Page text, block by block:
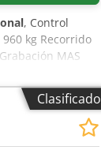
, Control
kg Recorrido
MAS
4400 kg
de
Clasificado